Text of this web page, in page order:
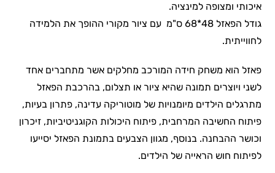
איכותי ומצופה למינציה.
גודל הפאזל 48*68 ס"מ עם ציור מקורי ההופך את הלמידה
לחווייתית.
פאזל הוא משחק חידה המורכב מחלקים אשר מתחברים אחד
לשני ויוצרים תמונה שהיא ציור או תצלום, בהרכבת הפאזל
מתרגלים הילדים מיומנויות של מוטוריקה עדינה, פתרון בעיות,
פיתוח החשיבה המרחבית, פיתוח היכולות הקוגניטיביות, זיכרון
וכושר ההבחנה. בנוסף, מגוון הצבעים בתמונת הפאזל יסייעו
לפיתוח חוש הראייה של הילדים.